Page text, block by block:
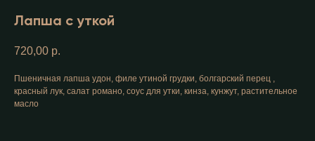
Лапша с уткой
720,00 р.
Пшеничная лапша удон, филе утиной грудки, болгарский перец ,
красный лук, салат романо, соус для утки, кинза, кунжут, растительное
масло